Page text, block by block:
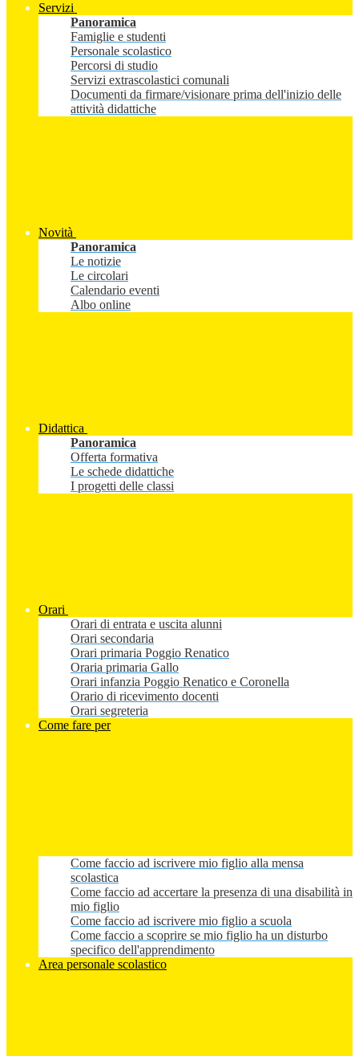
Servizi
Panoramica
Famiglie e studenti
Personale scolastico
Percorsi di studio
Servizi extrascolastici comunali
Documenti da firmare/visionare prima dell'inizio delle
attività didattiche
Novità
Panoramica
Le notizie
Le circolari
Calendario eventi
Albo online
Didattica
Panoramica
Offerta formativa
Le schede didattiche
I progetti delle classi
Orari
Orari di entrata e uscita alunni
Orari secondaria
Orari primaria Poggio Renatico
Oraria primaria Gallo
Orari infanzia Poggio Renatico e Coronella
Orario di ricevimento docenti
Orari segreteria
Come fare per
Come faccio ad iscrivere mio figlio alla mensa
scolastica
Come faccio ad accertare la presenza di una disabilità in
mio figlio
Come faccio ad iscrivere mio figlio a scuola
Come faccio a scoprire se mio figlio ha un disturbo
specifico dell'apprendimento
Area personale scolastico